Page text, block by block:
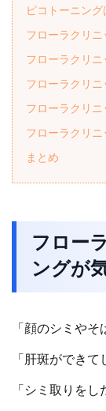
ピコトーニン
フローラクリニ
フローラクリニ
フローラクリ
フローラクリ
フローラクリ
まとめ
フロー
ングが
「顔のシミやそ
「肝斑ができて
「シミ取りをし